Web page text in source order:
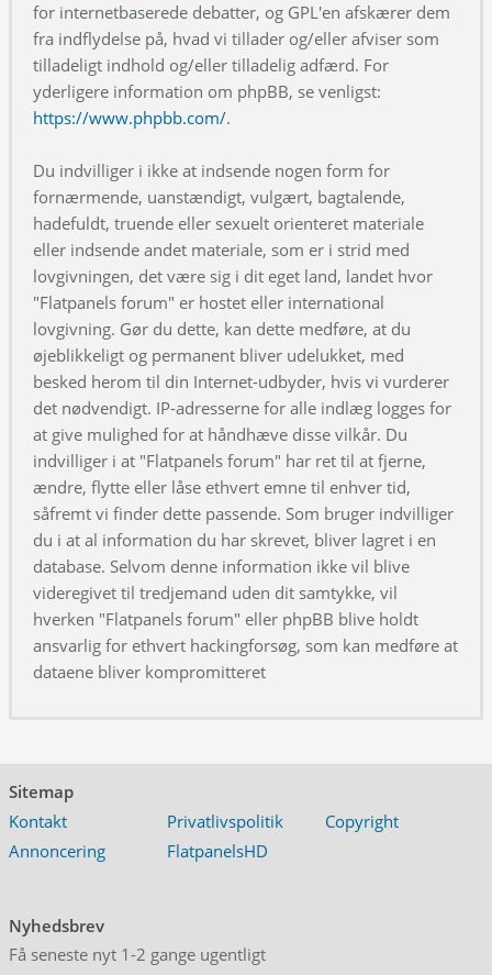
for internetbaserede debatter, og GPL'en afskærer dem
fra indflydelse på, hvad vi tillader og/eller afviser som
tilladeligt indhold og/eller tilladelig adfærd. For
yderligere information om phpBB, se venligst:
https://www.phpbb.com/.
Du indvilliger i ikke at indsende nogen form for
fornærmende, uanstændigt, vulgært, bagtalende,
hadefuldt, truende eller sexuelt orienteret materiale
eller indsende andet materiale, som er i strid med
lovgivningen, det være sig i dit eget land, landet hvor
"Flatpanels forum" er hostet eller international
lovgivning. Gør du dette, kan dette medføre, at du
øjeblikkeligt og permanent bliver udelukket, med
besked herom til din Internet-udbyder, hvis vi vurderer
det nødvendigt. IP-adresserne for alle indlæg logges for
at give mulighed for at håndhæve disse vilkår. Du
indvilliger i at "Flatpanels forum" har ret til at fjerne,
ændre, flytte eller låse ethvert emne til enhver tid,
såfremt vi finder dette passende. Som bruger indvilliger
du i at al information du har skrevet, bliver lagret i en
database. Selvom denne information ikke vil blive
videregivet til tredjemand uden dit samtykke, vil
hverken "Flatpanels forum" eller phpBB blive holdt
ansvarlig for ethvert hackingforsøg, som kan medføre at
dataene bliver kompromitteret
Sitemap
Kontakt
Privatlivspolitik
Copyright
Annoncering
FlatpanelsHD
Nyhedsbrev
Få seneste nyt 1-2 gange ugentligt